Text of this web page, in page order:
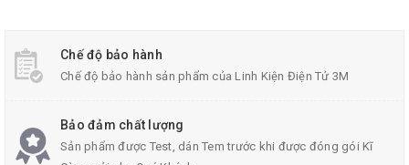
Chế độ bảo hành
Chế độ bảo hành sản phẩm của Linh Kiện Điện Tử 3M
Bảo đảm chất lượng
Sản phẩm được Test, dán Tem trước khi được đóng gói Kĩ